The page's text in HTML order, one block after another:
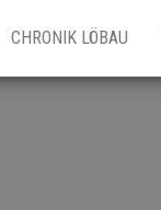
CHRONIK LÖBAU